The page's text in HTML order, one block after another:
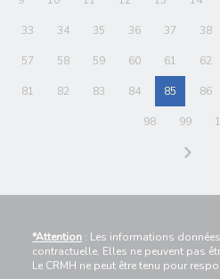
33 34 35 36 37 38
57 58 59 60 61 62
81 82 83 84 85 86
98 99
*Attention : Les informations
contractuelle. Elles ne peuvent pas
Le CRMH ne peut être tenu pour